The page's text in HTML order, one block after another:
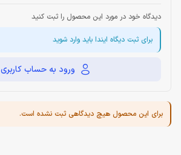
دیدگاه خود در مورد این محصول را ثبت کنید
برای ثبت دیگاه ایندا باید وارد شوید
ورود به حساب کاربری
برای این محصول هیچ دیدگاهی ثبت نشده است.